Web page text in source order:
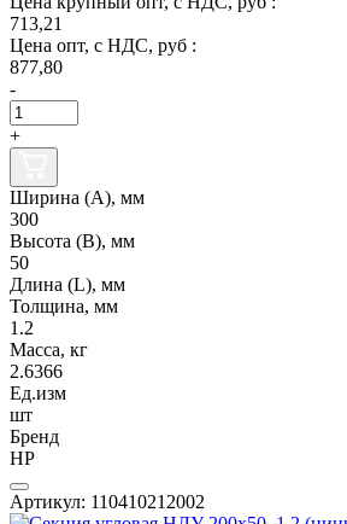
713,21
Цена опт, с НДС, руб :
877,80
-
+
Ширина (А), мм
300
Высота (В), мм
50
Длина (L), мм
Толщина, мм
1.2
Масса, кг
2.6366
Ед.изм
шт
Бренд
НР
Артикул: 110410212002